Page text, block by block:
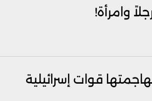
وامرأة!
قوات إسرائيلية